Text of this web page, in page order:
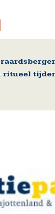
ritueel